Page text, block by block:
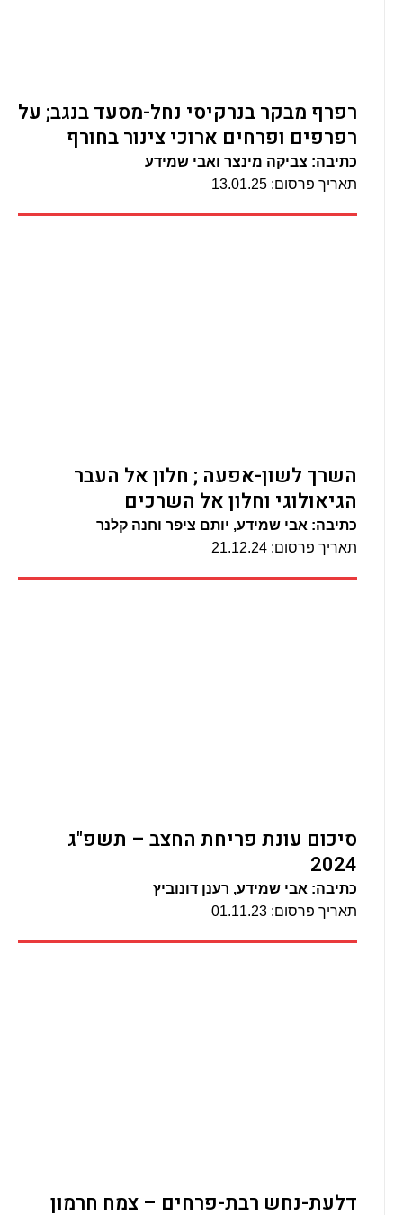
רפרף מבקר בנרקיסי נחל-מסעד בנגב; על
רפרפים ופרחים ארוכי צינור בחורף
כתיבה: צביקה מינצר ואבי שמידע
תאריך פרסום: 13.01.25
השרך לשון-אפעה ; חלון אל העבר
הגיאולוגי וחלון אל השרכים
כתיבה: אבי שמידע, יותם ציפר וחנה קלנר
תאריך פרסום: 21.12.24
סיכום עונת פריחת החצב – תשפ"ג
2024
כתיבה: אבי שמידע, רענן דונוביץ
תאריך פרסום: 01.11.23
דלעת-נחש רבת-פרחים – צמח חרמון